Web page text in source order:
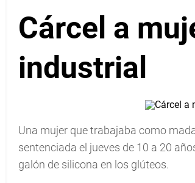
Cárcel a
industrial
Una mujer que trabajaba como
sentenciada el jueves de 10 a 20
galón de silicona en los glúteos.